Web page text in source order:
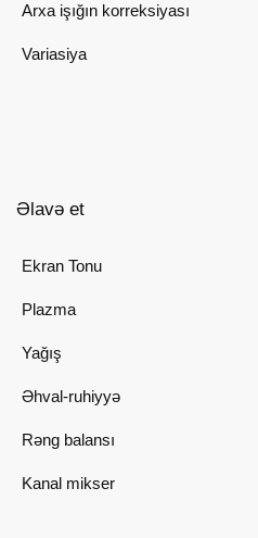
Arxa işığın korreksiyası
Variasiya
Əlavə et
Ekran Tonu
Plazma
Yağış
Əhval-ruhiyyə
Rəng balansı
Kanal mikser